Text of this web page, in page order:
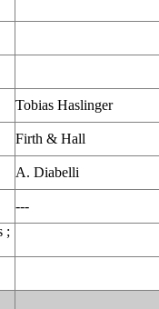
Tobias Haslinger
Firth & Hall
A. Diabelli
---
;